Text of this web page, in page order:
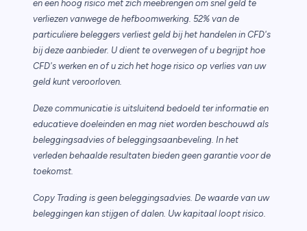
en een hoog risico met zich meebrengen om snel geld te
verliezen vanwege de hefboomwerking. 52% van de
particuliere beleggers verliest geld bij het handelen in CFD's
bij deze aanbieder. U dient te overwegen of u begrijpt hoe
CFD's werken en of u zich het hoge risico op verlies van uw
geld kunt veroorloven.
Deze communicatie is uitsluitend bedoeld ter informatie en
educatieve doeleinden en mag niet worden beschouwd als
beleggingsadvies of beleggingsaanbeveling. In het
verleden behaalde resultaten bieden geen garantie voor de
toekomst.
Copy Trading is geen beleggingsadvies. De waarde van uw
beleggingen kan stijgen of dalen. Uw kapitaal loopt risico.